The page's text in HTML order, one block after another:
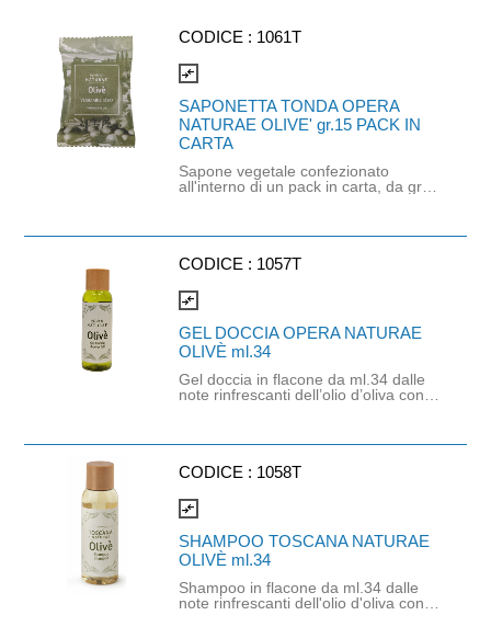
CODICE : 1061T
compare_arrows
SAPONETTA TONDA OPERA
NATURAE OLIVE' gr.15 PACK IN
CARTA
Sapone vegetale confezionato
all'interno di un pack in carta, da gr.
olio d'oliva. Dal profumo delicato,
ammorbidisce la pelle dando una
CODICE : 1057T
compare_arrows
GEL DOCCIA OPERA NATURAE
OLIVÈ ml.34
Gel doccia in flacone da ml.34 dalle
note rinfrescanti dell’olio d’oliva con
CODICE : 1058T
compare_arrows
SHAMPOO TOSCANA NATURAE
OLIVÈ ml.34
Shampoo in flacone da ml.34 dalle
note rinfrescanti dell'olio d'oliva con